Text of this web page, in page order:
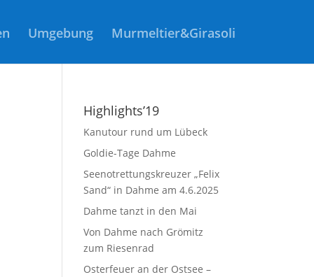
Umgebung Murmeltier&Girasoli
Highlights’19
Kanutour rund um Lübeck
Goldie-Tage Dahme
Seenotrettungskreuzer „Felix
Sand“ in Dahme am 4.6.2025
Dahme tanzt in den Mai
Von Dahme nach Grömitz
zum Riesenrad
Osterfeuer an der Ostsee –